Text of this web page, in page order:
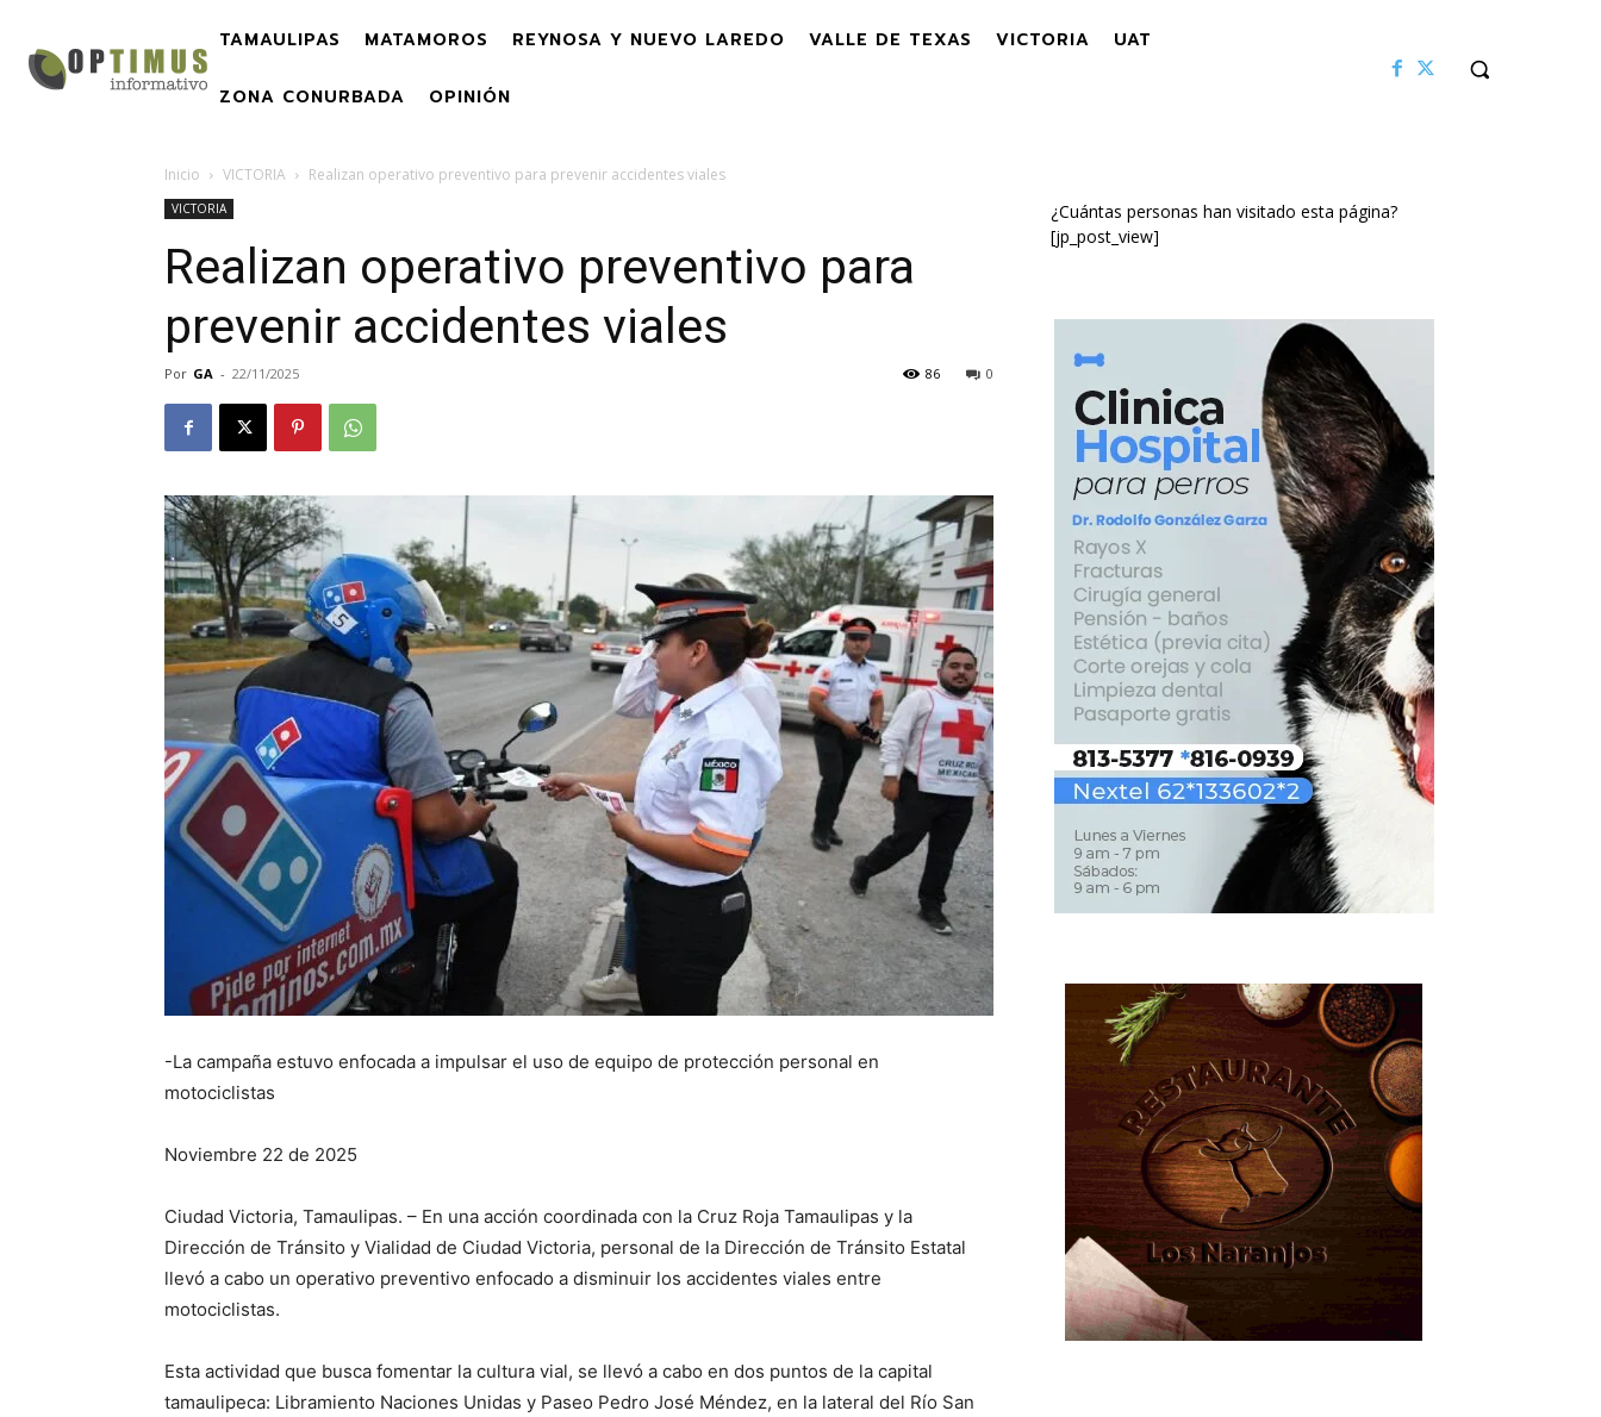
TAMAULIPAS MATAMOROS REYNOSA Y NUEVO LAREDO VALLE DE TEXAS VICTORIA UAT
ZONA CONURBADA OPINIÓN
Inicio VICTORIA Realizan operativo preventivo para prevenir accidentes viales
VICTORIA
Realizan operativo preventivo para
prevenir accidentes viales
Por GA - 22/11/2025 0
86
-La campaña estuvo enfocada a impulsar el uso de equipo de protección personal en
motociclistas
Noviembre 22 de 2025
Ciudad Victoria, Tamaulipas. – En una acción coordinada con la Cruz Roja Tamaulipas y la
Dirección de Tránsito y Vialidad de Ciudad Victoria, personal de la Dirección de Tránsito Estatal
llevó a cabo un operativo preventivo enfocado a disminuir los accidentes viales entre
motociclistas.
Esta actividad que busca fomentar la cultura vial, se llevó a cabo en dos puntos de la capital
tamaulipeca: Libramiento Naciones Unidas y Paseo Pedro José Méndez, en la lateral del Río San
¿Cuántas personas han visitado esta página?
[jp_post_view]